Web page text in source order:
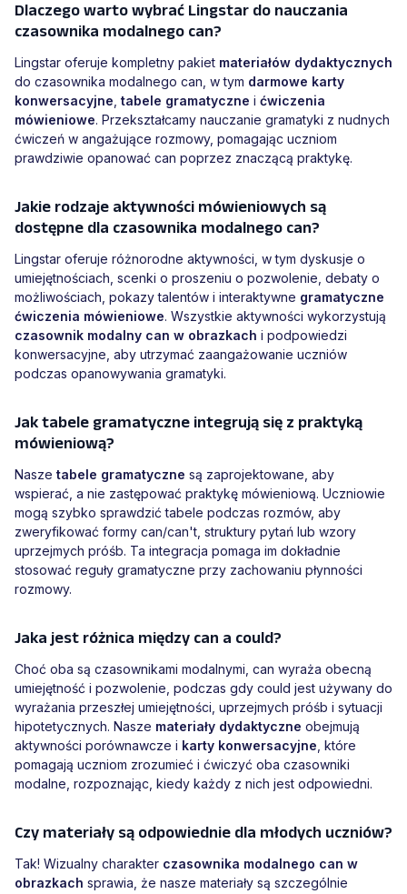
Dlaczego warto wybrać Lingstar do nauczania
czasownika modalnego can?
Lingstar oferuje kompletny pakiet materiałów dydaktycznych
do czasownika modalnego can, w tym darmowe karty
konwersacyjne, tabele gramatyczne i ćwiczenia
mówieniowe. Przekształcamy nauczanie gramatyki z nudnych
ćwiczeń w angażujące rozmowy, pomagając uczniom
prawdziwie opanować can poprzez znaczącą praktykę.
Jakie rodzaje aktywności mówieniowych są
dostępne dla czasownika modalnego can?
Lingstar oferuje różnorodne aktywności, w tym dyskusje o
umiejętnościach, scenki o proszeniu o pozwolenie, debaty o
możliwościach, pokazy talentów i interaktywne gramatyczne
ćwiczenia mówieniowe. Wszystkie aktywności wykorzystują
czasownik modalny can w obrazkach i podpowiedzi
konwersacyjne, aby utrzymać zaangażowanie uczniów
podczas opanowywania gramatyki.
Jak tabele gramatyczne integrują się z praktyką
mówieniową?
Nasze tabele gramatyczne są zaprojektowane, aby
wspierać, a nie zastępować praktykę mówieniową. Uczniowie
mogą szybko sprawdzić tabele podczas rozmów, aby
zweryfikować formy can/can't, struktury pytań lub wzory
uprzejmych próśb. Ta integracja pomaga im dokładnie
stosować reguły gramatyczne przy zachowaniu płynności
rozmowy.
Jaka jest różnica między can a could?
Choć oba są czasownikami modalnymi, can wyraża obecną
umiejętność i pozwolenie, podczas gdy could jest używany do
wyrażania przeszłej umiejętności, uprzejmych próśb i sytuacji
hipotetycznych. Nasze materiały dydaktyczne obejmują
aktywności porównawcze i karty konwersacyjne, które
pomagają uczniom zrozumieć i ćwiczyć oba czasowniki
modalne, rozpoznając, kiedy każdy z nich jest odpowiedni.
Czy materiały są odpowiednie dla młodych uczniów?
Tak! Wizualny charakter czasownika modalnego can w
obrazkach sprawia, że nasze materiały są szczególnie